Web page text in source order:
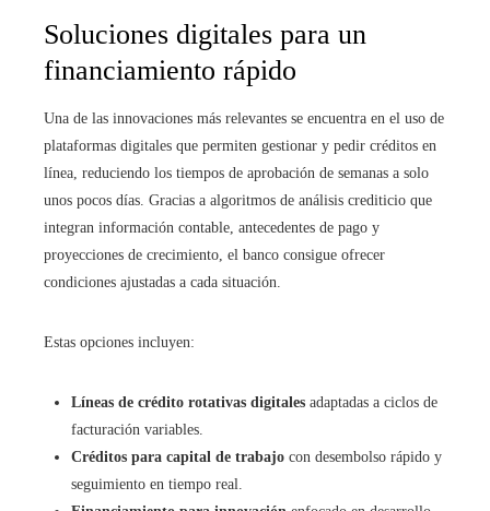
Soluciones digitales para un
financiamiento rápido
Una de las innovaciones más relevantes se encuentra en el uso de
plataformas digitales que permiten gestionar y pedir créditos en
línea, reduciendo los tiempos de aprobación de semanas a solo
unos pocos días. Gracias a algoritmos de análisis crediticio que
integran información contable, antecedentes de pago y
proyecciones de crecimiento, el banco consigue ofrecer
condiciones ajustadas a cada situación.
Estas opciones incluyen:
Líneas de crédito rotativas digitales adaptadas a ciclos de
facturación variables.
Créditos para capital de trabajo con desembolso rápido y
seguimiento en tiempo real.